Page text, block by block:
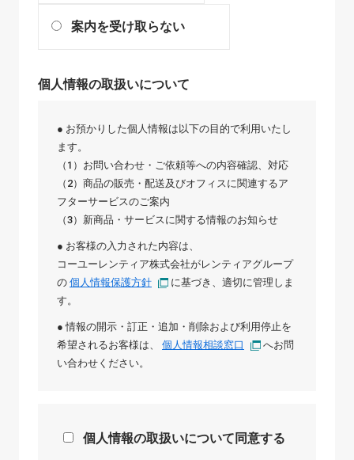
案内を受け取らない
個人情報の取扱いについて
● お預かりした個人情報は以下の目的で利用いたし
ます。
（1）お問い合わせ・ご依頼等への内容確認、対応
（2）商品の販売・配送及びオフィスに関連するア
フターサービスのご案内
（3）新商品・サービスに関する情報のお知らせ
● お客様の入力された内容は、
コーユーレンティア株式会社がレンティアグループ
の 個人情報保護方針
に基づき、適切に管理しま
す。
● 情報の開示・訂正・追加・削除および利用停止を
希望されるお客様は、 個人情報相談窓口
へお問
い合わせください。
個人情報の取扱いについて同意する